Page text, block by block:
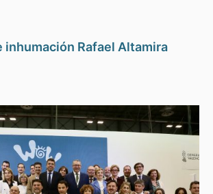
inhumación Rafael Altamira